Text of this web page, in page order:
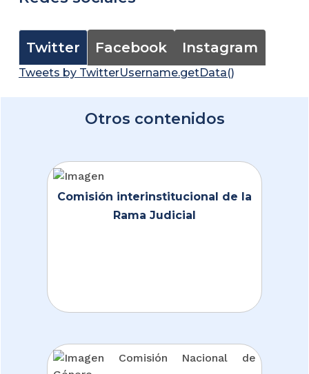
Twitter Facebook Instagram
Tweets by TwitterUsername.getData()
Otros contenidos
Comisión interinstitucional de la
Rama Judicial